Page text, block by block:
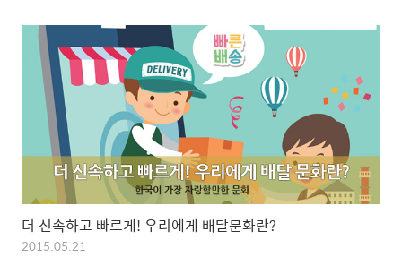
더 신속하고 빠르게! 우리에게 배달문화란?
2015.05.21